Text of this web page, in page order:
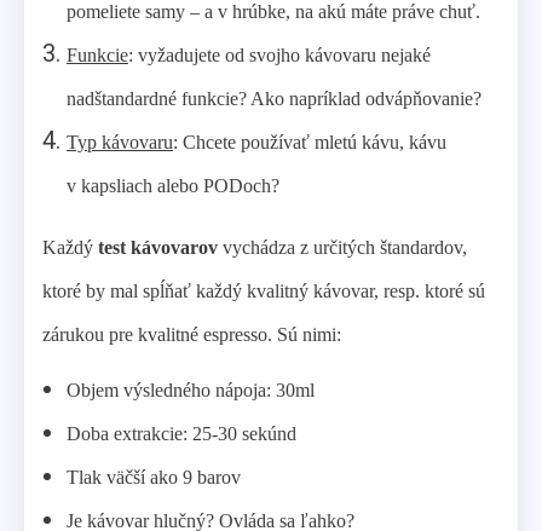
pomeliete samy – a v hrúbke, na akú máte práve chuť.
Funkcie: vyžadujete od svojho kávovaru nejaké
nadštandardné funkcie? Ako napríklad odvápňovanie?
Typ kávovaru: Chcete používať mletú kávu, kávu
v kapsliach alebo PODoch?
Každý test kávovarov vychádza z určitých štandardov,
ktoré by mal spĺňať každý kvalitný kávovar, resp. ktoré sú
zárukou pre kvalitné espresso. Sú nimi:
Objem výsledného nápoja: 30ml
Doba extrakcie: 25-30 sekúnd
Tlak väčší ako 9 barov
Je kávovar hlučný? Ovláda sa ľahko?